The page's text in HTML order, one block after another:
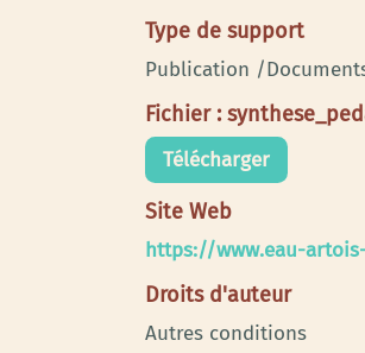
Type de support
Publication /
Fichier :
Télécharger
Site Web
https://www.eau-
Droits d'auteur
Autres conditions